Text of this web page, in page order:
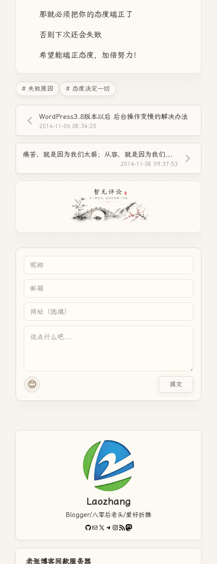
那就必须把你的态度端正了
否则下次还会失败
希望能端正态度，加倍努力！
# 失败原因 # 态度决定一切
WordPress3.8版本以后 后台操作变慢的解决办法
2014-11-06 08:34:20
痛苦，就是因为我们太弱；从容，就是因为我们变强了
2014-11-08 09:37:53
😊 提交
Laozhang
Blogger/八零后老头/爱好折腾
GitHub
电子邮件X Telegram
Instagram
RSS FeedMastodon
老张博客同款服务器